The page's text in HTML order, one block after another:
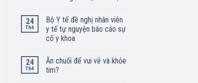
24
Th4
Bộ Y tế đề nghị nhân viên
y tế tự nguyện báo cáo sự
cố y khoa
24
Th4
Ăn chuối để vui vẻ và khỏe
tim?